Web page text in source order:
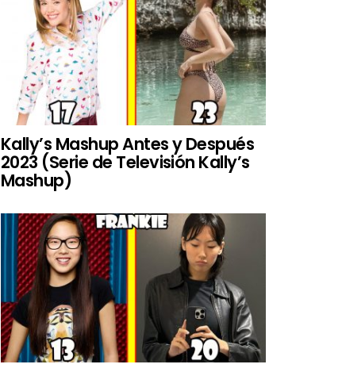
Kally’s Mashup Antes y Después
2023 (Serie de Televisión Kally’s
Mashup)